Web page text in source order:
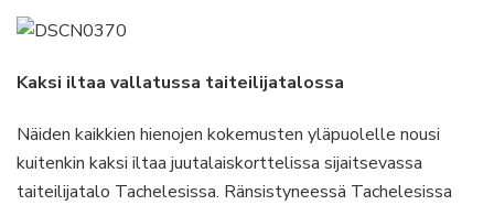
Kaksi iltaa vallatussa taiteilijatalossa
Näiden kaikkien hienojen kokemusten yläpuolelle nousi
kuitenkin kaksi iltaa juutalaiskorttelissa sijaitsevassa
taiteilijatalo Tachelesissa. Ränsistyneessä Tachelesissa